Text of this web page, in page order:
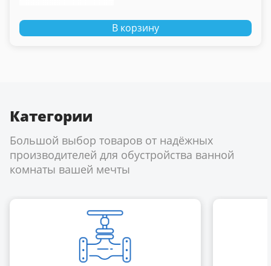
В корзину
Категории
Большой выбор товаров от надёжных
производителей для обустройства ванной
комнаты вашей мечты